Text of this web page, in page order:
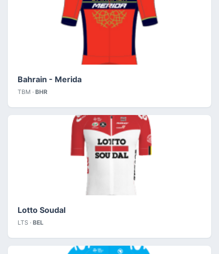
Bahrain - Merida
TBM · BHR
Lotto Soudal
LTS · BEL